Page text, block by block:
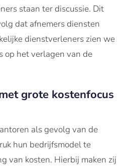
staan ter discussie. Dit
dat afnemers diensten
dienstverleners zien we
op het verlagen van de
grote kostenfocus
als gevolg van de
hun bedrijfsmodel te
van kosten. Hierbij maken zij